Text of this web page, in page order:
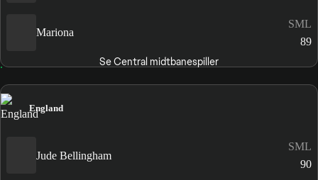
Mariona
SML
89
Se Central midtbanespiller
England
Jude Bellingham
SML
90